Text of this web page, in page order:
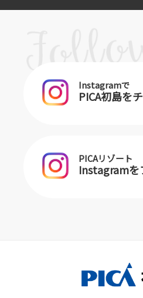
Instagramで
PICA初島を
PICAリゾート
Instagramを